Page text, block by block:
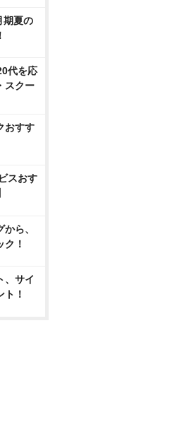
期夏の
代を応
スクー
おすす
スおす
ら、
ク！
、サイ
ト！